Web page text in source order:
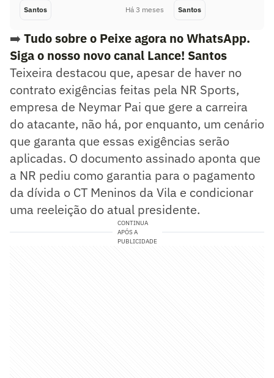
Santos Há 3 meses Santos
➡️ Tudo sobre o Peixe agora no WhatsApp.
Siga o nosso novo canal Lance! Santos
Teixeira destacou que, apesar de haver no
contrato exigências feitas pela NR Sports,
empresa de Neymar Pai que gere a carreira
do atacante, não há, por enquanto, um cenário
que garanta que essas exigências serão
aplicadas. O documento assinado aponta que
a NR pediu como garantia para o pagamento
da dívida o CT Meninos da Vila e condicionar
uma reeleição do atual presidente.
CONTINUA
APÓS A
PUBLICIDADE